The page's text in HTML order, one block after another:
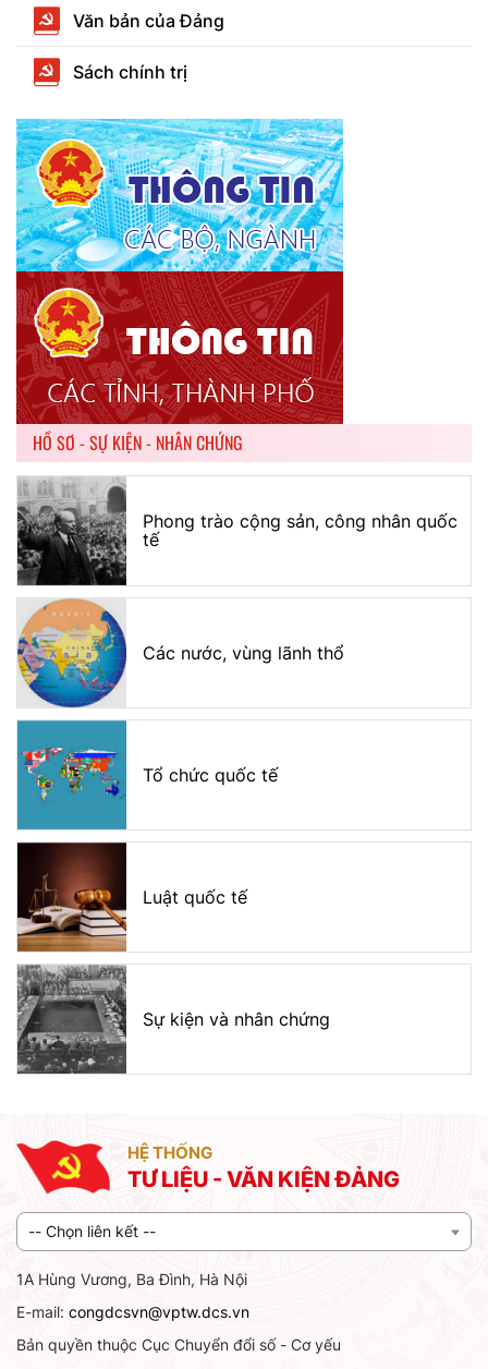
Văn bản của Đảng
Sách chính trị
HỒ SƠ - SỰ KIỆN - NHÂN CHỨNG
Phong trào cộng sản, công nhân quốc
tế
Các nước, vùng lãnh thổ
Tổ chức quốc tế
Luật quốc tế
Sự kiện và nhân chứng
HỆ THỐNG
TƯ LIỆU - VĂN KIỆN ĐẢNG
-- Chọn liên kết --
1A Hùng Vương, Ba Đình, Hà Nội
E-mail: congdcsvn@vptw.dcs.vn
Bản quyền thuộc Cục Chuyển đổi số - Cơ yếu